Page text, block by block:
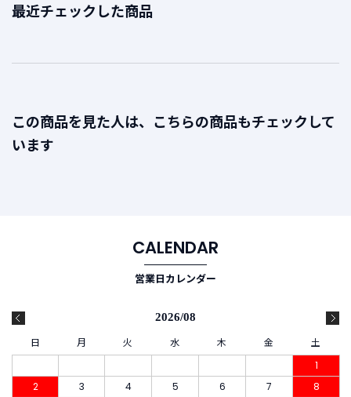
最近チェックした商品
この商品を見た人は、こちらの商品もチェックして
います
CALENDAR
営業日カレンダー
2026/08
日 月 火 水 木 金
土
1
2
3 4 5 6 7
8